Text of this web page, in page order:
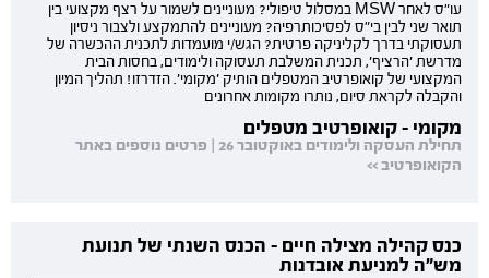
עו"ס לאחר MSW במסלול טיפולי? מעוניינים לשמור על רצף מקצועי בין
תואר שני לבין בי"ס לפסיכותרפיה? מעוניינים להתמקצע ולצבור ניסיון
תעסוקתי בדרך לקליניקה פרטית? הגש/י מועמדות לתכנית ההכשרה של
מדרשת 'הרציף', תכנית המשלבת תעסוקה ולימודים, בחסות הבית
המקצועי של קואופרטיב המטפלים הותיק 'מקומי'. הזדרזו! תהליך המיון
והקבלה לקראת סיום, נותרו מקומות אחרונים
מקומי - קואופרטיב מטפלים
תחילת העסקה ולימודים באוקטובר 26 | פרטים נוספים באתר
הקואופרטיב >>
כנס קהילה מצילה חיים - הכנס השנתי של תנועת
מש"ה למניעת אובדנות